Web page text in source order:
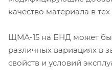
качество материала в
ЩМА-15 на БНД может
различных вариациях в
свойств и условий